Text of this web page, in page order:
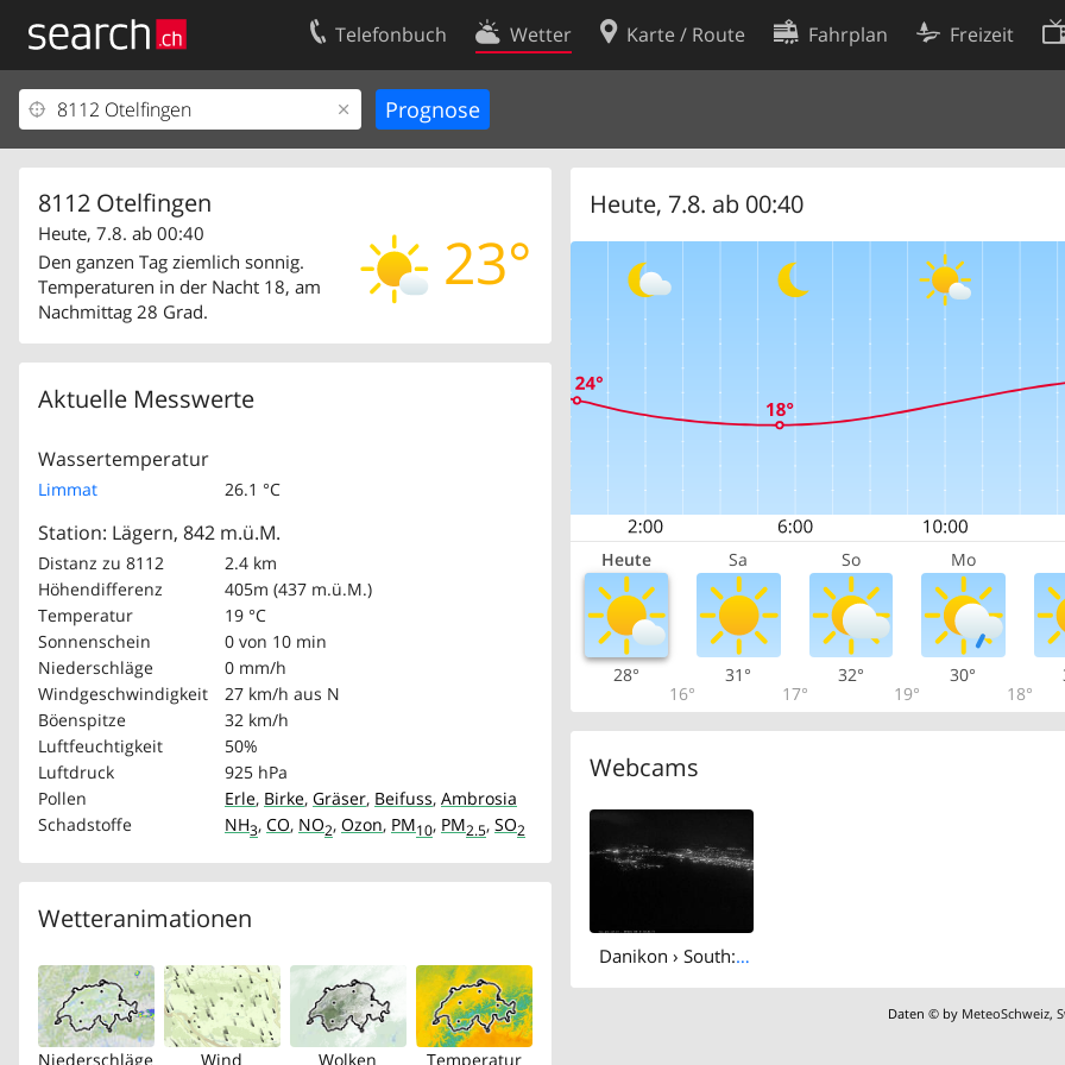
Telefonbuch Wetter Karte / Route Fahrplan Freizeit
8112 Otelfingen
23°
Heute, 7.8. ab 00:40
Den ganzen Tag ziemlich sonnig.
Temperaturen in der Nacht 18, am
Nachmittag 28 Grad.
Aktuelle Messwerte
Wassertemperatur
Limmat 26.1 °C
Station: Lägern, 842 m.ü.M.
Distanz zu 8112
2.4 km
Höhendifferenz
405m (437 m.ü.M.)
Temperatur
19 °C
Sonnenschein
0 von 10 min
Niederschläge
0 mm/h
Windgeschwindigkeit
27 km/h aus N
Böenspitze
32 km/h
Luftfeuchtigkeit
50%
Luftdruck
925 hPa
Pollen
Erle, Birke, Gräser, Beifuss, Ambrosia
Schadstoffe
NH3, CO, NO2, Ozon, PM10, PM2.5, SO2
Wetteranimationen
Niederschläge Wind Wolken Temperatur
Heute, 7.8. ab 00:40
Heute Sa So Mo
28°
16°
31°
17°
32°
19°
30°
18°
Webcams
Danikon › South: Aussichtsturm Altberg - Geroldswil
Daten © by MeteoSchweiz,
Ihr Eintrag
Kundencenter Geschäftskunden
Kontakt
Nutzungsbedingungen
Cookie-Einstellungen